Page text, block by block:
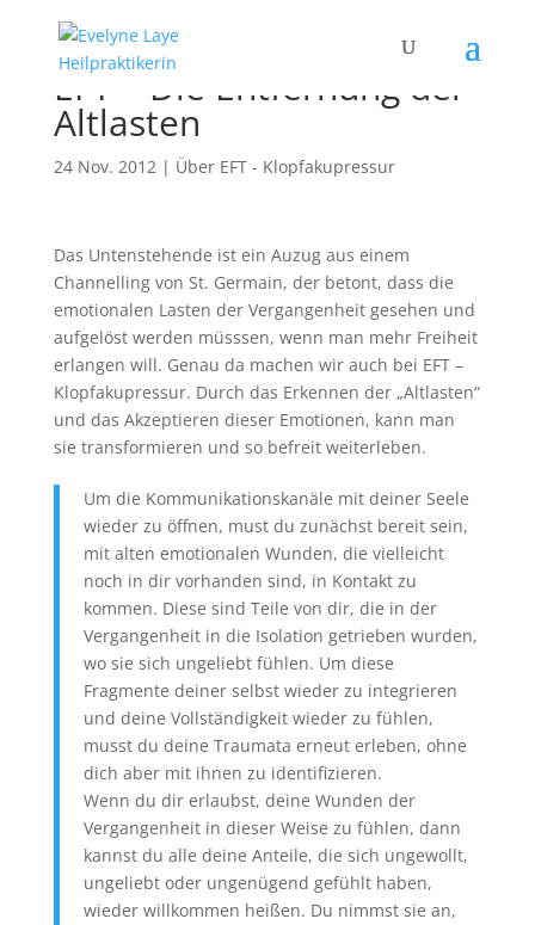
EFT – Die Entfernung der
Altlasten
24 Nov. 2012| Über EFT - Klopfakupressur
Das Untenstehende ist ein Auzug aus einem
Channelling von St. Germain, der betont, dass die
emotionalen Lasten der Vergangenheit gesehen und
aufgelöst werden müsssen, wenn man mehr Freiheit
erlangen will. Genau da machen wir auch bei EFT –
Klopfakupressur. Durch das Erkennen der „Altlasten“
und das Akzeptieren dieser Emotionen, kann man
sie transformieren und so befreit weiterleben.
Um die Kommunikationskanäle mit deiner Seele
wieder zu öffnen, must du zunächst bereit sein,
mit alten emotionalen Wunden, die vielleicht
noch in dir vorhanden sind, in Kontakt zu
kommen. Diese sind Teile von dir, die in der
Vergangenheit in die Isolation getrieben wurden,
wo sie sich ungeliebt fühlen. Um diese
Fragmente deiner selbst wieder zu integrieren
und deine Vollständigkeit wieder zu fühlen,
musst du deine Traumata erneut erleben, ohne
dich aber mit ihnen zu identifizieren.
Wenn du dir erlaubst, deine Wunden der
Vergangenheit in dieser Weise zu fühlen, dann
kannst du alle deine Anteile, die sich ungewollt,
ungeliebt oder ungenügend gefühlt haben,
wieder willkommen heißen. Du nimmst sie an,